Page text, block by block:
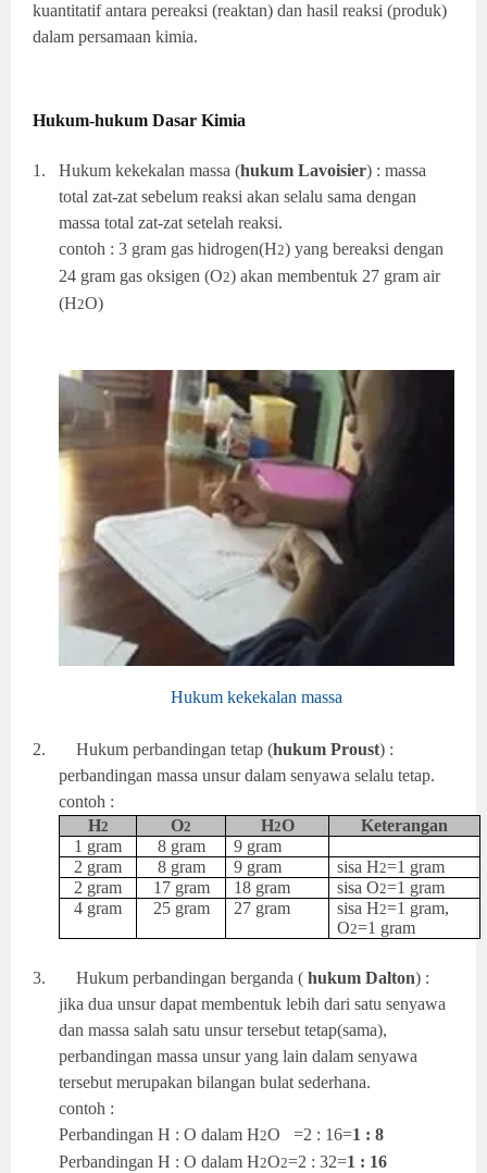
kuantitatif antara pereaksi (reaktan) dan hasil reaksi (produk)
dalam persamaan kimia.
Hukum-hukum Dasar Kimia
1. Hukum kekekalan massa (hukum Lavoisier) : massa
total zat-zat sebelum reaksi akan selalu sama dengan
massa total zat-zat setelah reaksi.
contoh : 3 gram gas hidrogen(H2) yang bereaksi dengan
24 gram gas oksigen (O2) akan membentuk 27 gram air
(H2O)
Hukum kekekalan massa
2. Hukum perbandingan tetap (hukum Proust) :
perbandingan massa unsur dalam senyawa selalu tetap.
contoh :
H2 O2 H2O
Keterangan
1 gram
8 gram
9 gram
2 gram
8 gram 9 gram sisa H2=1 gram
2 gram
17 gram 18 gram sisa O2=1 gram
4 gram
25 gram 27 gram sisa H2=1 gram,
O2=1 gram
3. Hukum perbandingan berganda ( hukum Dalton) :
jika dua unsur dapat membentuk lebih dari satu senyawa
dan massa salah satu unsur tersebut tetap(sama),
perbandingan massa unsur yang lain dalam senyawa
tersebut merupakan bilangan bulat sederhana.
contoh :
Perbandingan H : O dalam H2O =2 : 16=1 : 8
Perbandingan H : O dalam H2O2=2 : 32=1 : 16